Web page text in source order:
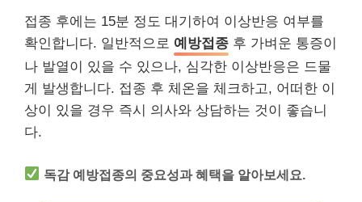
접종 후에는 15분 정도 대기하여 이상반응 여부를
확인합니다. 일반적으로 예방접종 후 가벼운 통증이
나 발열이 있을 수 있으나, 심각한 이상반응은 드물
게 발생합니다. 접종 후 체온을 체크하고, 어떠한 이
상이 있을 경우 즉시 의사와 상담하는 것이 좋습니
다.
독감 예방접종의 중요성과 혜택을 알아보세요.